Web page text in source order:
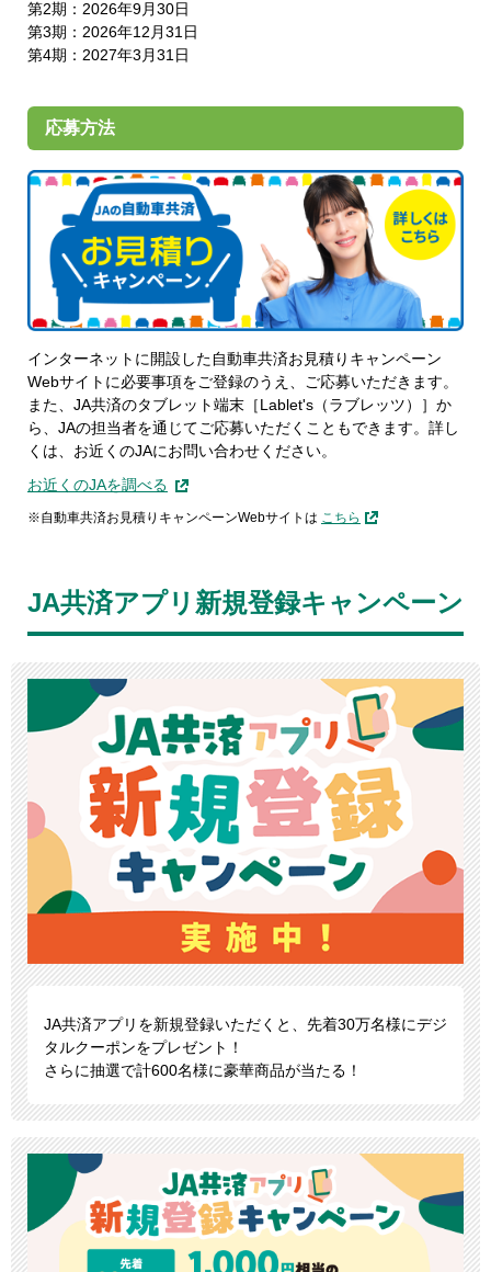
第2期：2026年9月30日
第3期：2026年12月31日
第4期：2027年3月31日
応募方法
インターネットに開設した自動車共済お見積りキャンペーン
Webサイトに必要事項をご登録のうえ、ご応募いただきます。
また、JA共済のタブレット端末［Lablet's（ラブレッツ）］か
ら、JAの担当者を通じてご応募いただくこともできます。詳し
くは、お近くのJAにお問い合わせください。
お近くのJAを調べる
自動車共済お見積りキャンペーンWebサイトは こちら
JA共済アプリ新規登録キャンペーン
JA共済アプリを新規登録いただくと、先着30万名様にデジ
タルクーポンをプレゼント！
さらに抽選で計600名様に豪華商品が当たる！